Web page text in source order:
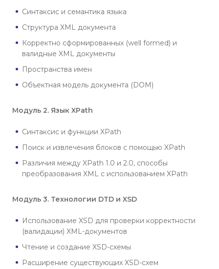
Синтаксис и семантика языка
Структура XML документа
Корректно сформированных (well formed) и
валидные XML документы
Пространства имен
Объектная модель документа (DOM)
Модуль 2. Язык XPath
Синтаксис и функции XPath
Поиск и извлечения блоков с помощью XPath
Различия между XPath 1.0 и 2.0, способы
преобразования XML с использованием XPath
Модуль 3. Технологии DTD и XSD
Использование XSD для проверки корректности
(валидации) XML-документов
Чтение и создание XSD-схемы
Расширение существующих XSD-схем